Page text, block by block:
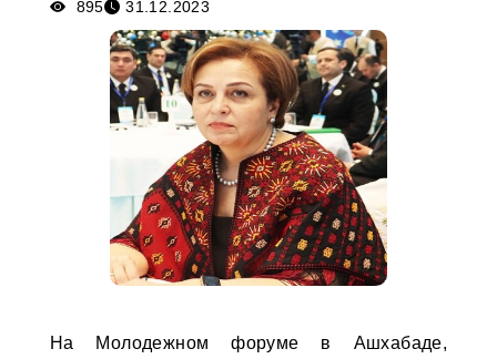
895 31.12.2023
На Молодежном форуме в Ашхабаде,